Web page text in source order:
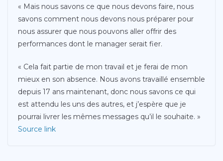
« Mais nous savons ce que nous devons faire, nous
savons comment nous devons nous préparer pour
nous assurer que nous pouvons aller offrir des
performances dont le manager serait fier.
« Cela fait partie de mon travail et je ferai de mon
mieux en son absence. Nous avons travaillé ensemble
depuis 17 ans maintenant, donc nous savons ce qui
est attendu les uns des autres, et j’espère que je
pourrai livrer les mêmes messages qu’il le souhaite. »
Source link